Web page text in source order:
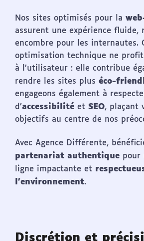
Nos sites optimisés pour la
assurent une expérience fluide,
encombre pour les internautes.
optimisation technique ne
à l’utilisateur : elle contribue
rendre les sites plus éco-
engageons également à
d’accessibilité et SEO, plaçant
objectifs au centre de nos
Avec Agence Différente,
partenariat authentique pour
ligne impactante et
l’environnement.
Discrétion et